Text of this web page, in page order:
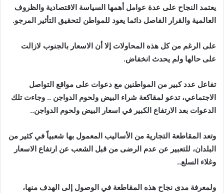
يعتمد النجاح على عدة عوامل أهمها السياسة الاقتصادية والظروف
العالمية والقرار الفاصل دائما يعود للمواطن لتحقيق التأثير المرجو.
على الرغم من كل هذه المحاولات إلا أن الاسعار بالجنوب لازالت
على حالها ولم يحدث انخفاض.
تفاعل عدد كبير من المواطنين مع دعوات على مواقع التواصل
الاجتماعي، تدعو لمقاكعة شراء البيض ولحوم الدواجن .. وجاءت تلك
الدعوات بعد الارتفاع الكبير في اسعار البيض ولحوم الدواجن..
وتعد المقاطعة التجارية من الأساليب المعمول بها شعبياً في كثير من
البلدان، للتعبير عن عدم الرضى من قبل الشعب عن ارتفاع الاسعار
وغلاء السلع..
ولمعرفة مدى نجاح هذه المقاطعة في الوصول إلى الهدف منها،